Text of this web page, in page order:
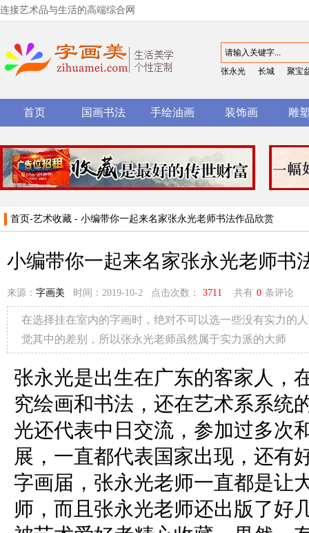
连接艺术品与生活的高端综合网
张永光 长城 聚宝
首页 国画书法 手绘油画 装饰画 雕
首页-艺术收藏 - 小编带你一起来名家张永光老师书法作品欣赏
小编带你一起来名家张永光老师书
来源： 字画美 时间：2019-10-2 点击次数： 3711 共有 0 条评论
在选择挂在室内的字画时，绝对不可以选一些没有实力的
觉其中的差别，所以张永光老师虽然属于实力派的大师
张永光是出生在广东的客家人，
究绘画和书法，还在艺术系系统
光还代表中日交流，参加过多次
展，一直都代表国家出现，还有
字画届，张永光老师一直都是让
师，而且张永光老师还出版了好